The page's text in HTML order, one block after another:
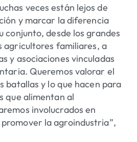
veces están lejos de
y marcar la diferencia
conjunto, desde los grandes
agricultores familiares, a
y asociaciones vinculadas
Queremos valorar el
batallas y lo que hacen para
que alimentan al
involucrados en
la agroindustria”,